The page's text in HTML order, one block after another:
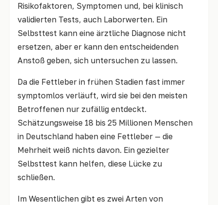
Risikofaktoren, Symptomen und, bei klinisch
validierten Tests, auch Laborwerten. Ein
Selbsttest kann eine ärztliche Diagnose nicht
ersetzen, aber er kann den entscheidenden
Anstoß geben, sich untersuchen zu lassen.
Da die Fettleber in frühen Stadien fast immer
symptomlos verläuft, wird sie bei den meisten
Betroffenen nur zufällig entdeckt.
Schätzungsweise 18 bis 25 Millionen Menschen
in Deutschland haben eine Fettleber — die
Mehrheit weiß nichts davon. Ein gezielter
Selbsttest kann helfen, diese Lücke zu
schließen.
Im Wesentlichen gibt es zwei Arten von